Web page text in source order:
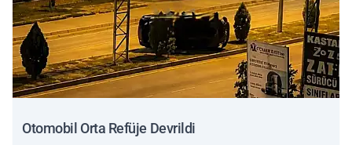
Otomobil Orta Refüje Devrildi